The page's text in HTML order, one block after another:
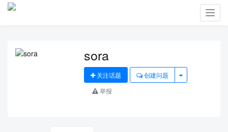
sora
关注话题
创建问题
举报